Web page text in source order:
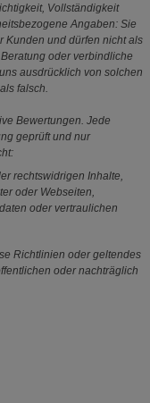
Vollständigkeit
Angaben: Sie
Kunden und dürfen nicht als
oder verbindliche
ausdrücklich von solchen
falsch.
Bewertungen. Jede
geprüft und nur
rechtswidrigen Inhalte,
oder Webseiten,
oder vertraulichen
Richtlinien oder geltendes
oder nachträglich